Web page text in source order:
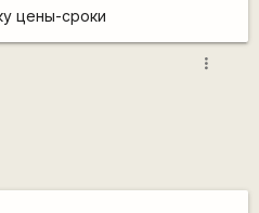
цены-сроки
more_vert